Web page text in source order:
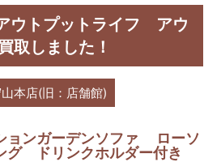
ウトプットライフ アウ
取しました！
本店(旧：店舗館)
ョンガーデンソファ ローソ
ドリンクホルダー付き